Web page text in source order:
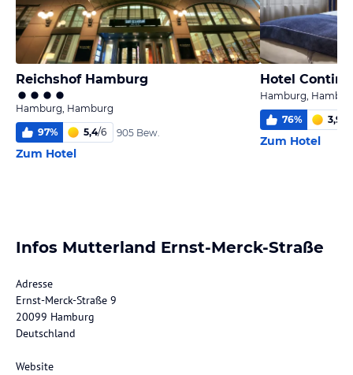
Reichshof Hamburg
Hamburg, Hamburg
97% 5,4/6 905 Bew.
Zum Hotel
Hotel
Hamburg,
76% 3,9
Zum Hotel
Infos Mutterland Ernst-Merck-Straße
Adresse
Ernst-Merck-Straße 9
20099 Hamburg
Deutschland
Website